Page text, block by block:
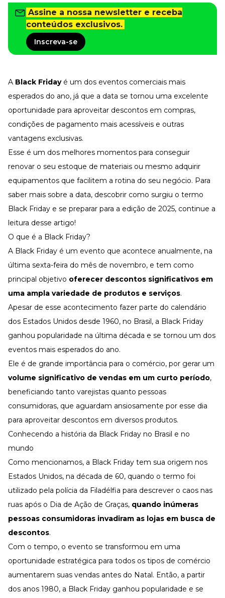
Explore o nosso acervo
Departamento Pessoal
Para simplificar os processos
Gestão de Empresas e Negócios
Eleve os resultados da organização
Capacitação com especialistas
Recursos Humanos
Fortaleça a cultura organizacional
Treinamento de Produto
Desenvolva a sua equipe
Materiais Gratuitos
Materiais Gratuitos
Todos os Materiais Gratuitos
Confira nossos materiais
E-book
Ferramentas e Templates
Para agilizar o seu trabalho
Conteúdo prático e rápido
Kits
Lives
Newsletters
Assine a nossa newsletter e receba
conteúdos exclusivos.
Inscreva-se
A Black Fridayé um dos eventos comerciais mais
esperados do ano, já que a data se tornou uma excelente
oportunidade para aproveitar descontos em compras,
condições de pagamento mais acessíveis e outras
vantagens exclusivas.
Esse é um dos melhores momentos para conseguir
renovar o seu estoque de materiais ou mesmo adquirir
equipamentos que facilitem a rotina do seu negócio. Para
saber mais sobre a data, descobrir como surgiu o termo
Black Friday e se preparar para a edição de 2025, continue a
leitura desse artigo!
O que é a Black Friday?
A Black Friday é um evento que acontece anualmente, na
última sexta-feira do mês de novembro, e tem como
principal objetivo oferecer descontos significativos em
uma ampla variedade de produtos e serviços.
Apesar de esse acontecimento fazer parte do calendário
dos Estados Unidos desde 1960, no Brasil, a Black Friday
ganhou popularidade na última década e se tornou um dos
eventos mais esperados do ano.
Ele é de grande importância para o comércio, por gerar um
volume significativo de vendas em um curto período,
beneficiando tanto varejistas quanto pessoas
consumidoras, que aguardam ansiosamente por esse dia
para aproveitar descontos em diversos produtos.
Conhecendo a história da Black Friday no Brasil e no
mundo
Como mencionamos, a Black Friday tem sua origem nos
Estados Unidos, na década de 60, quando o termo foi
utilizado pela polícia da Filadélfia para descrever o caos nas
ruas após o Dia de Ação de Graças, quando inúmeras
pessoas consumidoras invadiram as lojas em busca de
descontos.
Com o tempo, o evento se transformou em uma
oportunidade estratégica para todos os tipos de comércio
aumentarem suas vendas antes do Natal. Então, a partir
dos anos 1980, a Black Friday ganhou popularidade e se